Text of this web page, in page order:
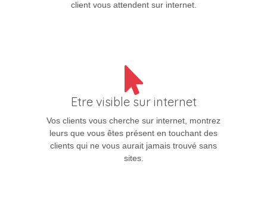
client vous attendent sur internet.
Etre visible sur internet
Vos clients vous cherche sur internet, montrez
leurs que vous êtes présent en touchant des
clients qui ne vous aurait jamais trouvé sans
sites.